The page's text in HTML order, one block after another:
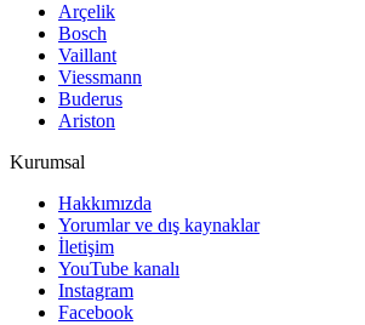
Arçelik
Bosch
Vaillant
Viessmann
Buderus
Ariston
Kurumsal
Hakkımızda
Yorumlar ve dış kaynaklar
İletişim
YouTube kanalı
Instagram
Facebook